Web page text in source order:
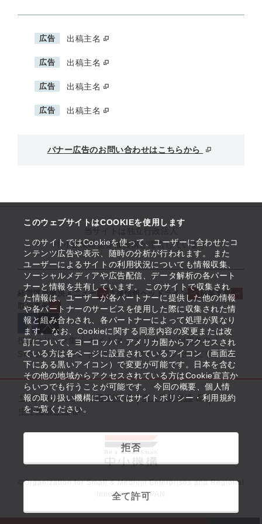
このウェブサイトはCOOKIEを使用します
このサイトではCookieを使って、ユーザーに合わせたコ
ンテンツ広告や表示、随時の分析が行われます。 また
ユーザーによるサイトの利用状況についても情報収集、
ソーシャルメディアや広告配信、データ解析の各パート
ナーと情報を共有しています。 このサイトで収集され
た情報は、ユーザーが各パートナーに提供した他の情報
や各パートナーのサービスを使用した際に収集された情
報と組み合わされ、各パートナーによって処理が異なり
ます。 なお、Cookieに関する同意内容の変更または改
訂について、ヨーロッパ・アメリカ圏からアクセスされ
ている方は各ページに設置されているアイコン（画面左
下にある黒いアイコン）で変更が可能です。日本を含む
その他の地域からアクセスされている方はCookie宣言か
らいつでも行うことが可能です。 今回の概要、個人情
報の取り扱い機構についてはサイトポリシー・利用規約
をご覧ください。
拒否
全て許可
広告 出稿主名
広告 出稿主名
広告 出稿主名
広告 出稿主名
バナー広告のお問い合わせはこちらから
中小企業基盤整備機構が運営しています
経営課題解決メニュー 支援情報ヘッドライン
起業支援
取組事例
役立つリンク集 サイトマップ
サイト利用条件
SNS公式アカウント一覧
ウェブアクセシビリティ
サイトポリシー・利用規約
個人情報保護
中小機構とは
©Organization for Small & Medium Enterprises and Regional
Innovation, JAPAN